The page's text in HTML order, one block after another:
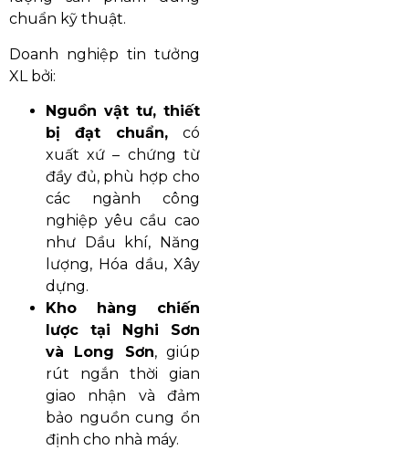
chuẩn kỹ thuật.
Doanh nghiệp tin tưởng
XL bởi:
Nguồn vật tư, thiết
bị đạt chuẩn, có
xuất xứ – chứng từ
đầy đủ, phù hợp cho
các ngành công
nghiệp yêu cầu cao
như Dầu khí, Năng
lượng, Hóa dầu, Xây
dựng.
Kho hàng chiến
lược tại Nghi Sơn
và Long Sơn, giúp
rút ngắn thời gian
giao nhận và đảm
bảo nguồn cung ổn
định cho nhà máy.